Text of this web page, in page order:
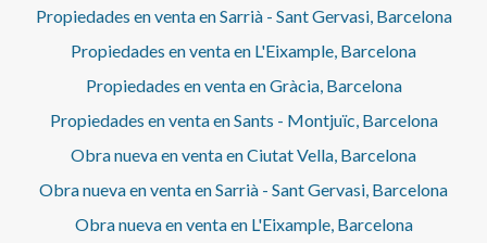
Propiedades en venta en Sarrià - Sant Gervasi, Barcelona
Propiedades en venta en L'Eixample, Barcelona
Propiedades en venta en Gràcia, Barcelona
Propiedades en venta en Sants - Montjuïc, Barcelona
Obra nueva en venta en Ciutat Vella, Barcelona
Obra nueva en venta en Sarrià - Sant Gervasi, Barcelona
Obra nueva en venta en L'Eixample, Barcelona